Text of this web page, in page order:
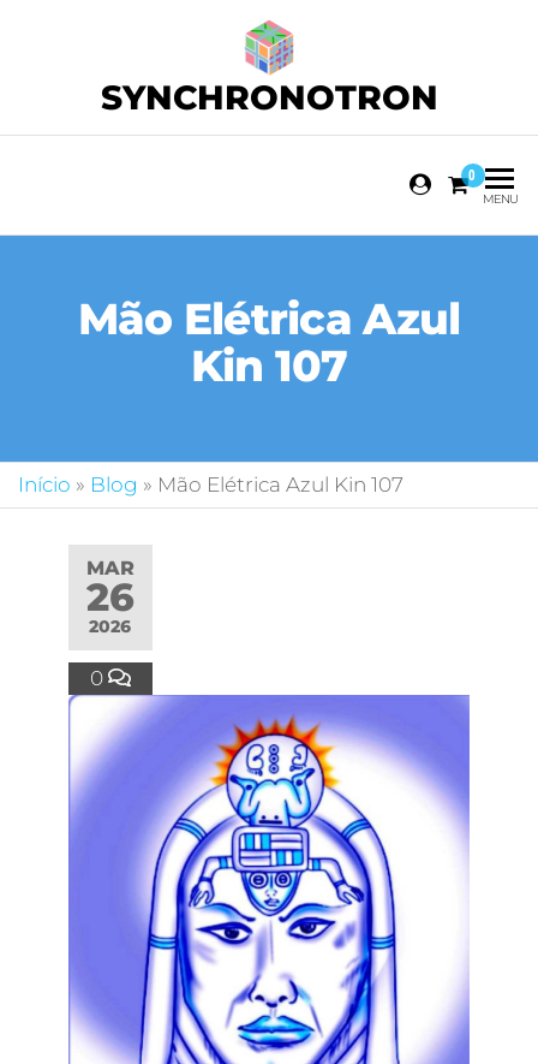
SYNCHRONOTRON
0
MENU
Mão Elétrica Azul
Kin 107
Início » Blog » Mão Elétrica Azul Kin 107
MAR
26
2026
0